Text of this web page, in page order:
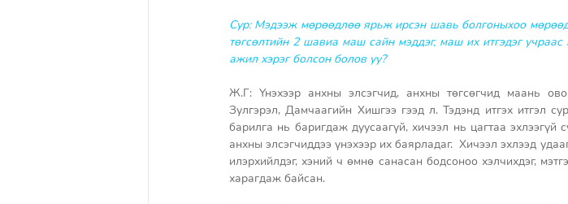
Сур: Мэдээж мөрөөдлөө ярьж ирсэн шавь болгоныхоо
төгсөлтийн 2 шавиа маш сайн мэддэг, маш их итгэдэг
ажил хэрэг болсон болов уу?
Ж.Г: Үнэхээр анхны элсэгчид, анхны төгсөгчид маань
Зулгэрэл, Дамчаагийн Хишгээ гээд л. Тэдэнд итгэх итгэл
барилга нь баригдаж дуусаагүй, хичээл нь цагтаа эхлээгүй
анхны элсэгчиддээ үнэхээр их баярладаг.  Хичээл эхлээд
илэрхийлдэг, хэний ч өмнө санасан бодсоноо хэлчихдэг,
харагдаж байсан.